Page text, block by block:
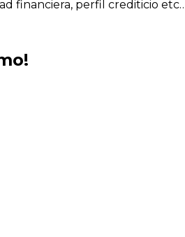
financiera, perfil crediticio